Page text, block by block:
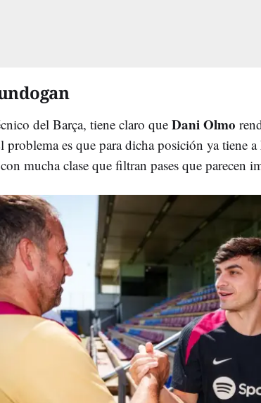
del Barça, tiene claro que Dani Olmo
problema es que para dicha posición ya tiene a
mucha clase que filtran pases que parecen